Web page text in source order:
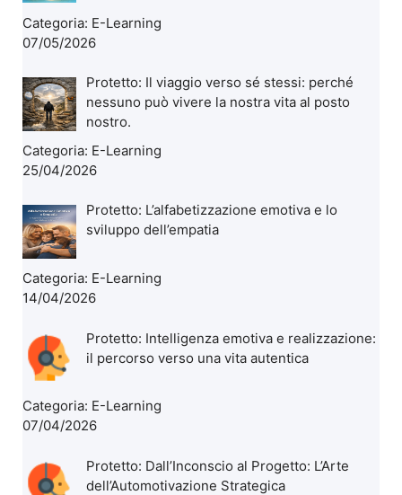
Categoria: E-Learning
07/05/2026
Protetto: Il viaggio verso sé stessi: perché
nessuno può vivere la nostra vita al posto
nostro.
Categoria: E-Learning
25/04/2026
Protetto: L’alfabetizzazione emotiva e lo
sviluppo dell’empatia
Categoria: E-Learning
14/04/2026
Protetto: Intelligenza emotiva e realizzazione:
il percorso verso una vita autentica
Categoria: E-Learning
07/04/2026
Protetto: Dall’Inconscio al Progetto: L’Arte
dell’Automotivazione Strategica